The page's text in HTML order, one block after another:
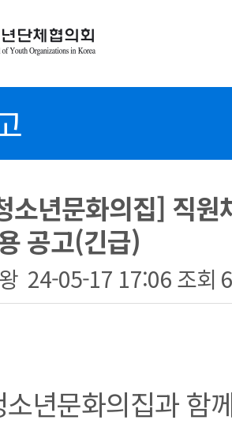
소년문화의집] 직원
공고(긴급)
24-05-17 17:06 조회
년문화의집과 함